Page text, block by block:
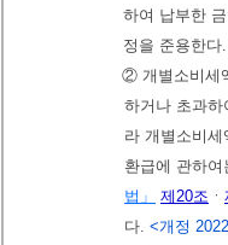
하여 납부한
정을 준용한다.
② 개별소비세
하거나 초과
라 개별소비
환급에 관하
법」
제20조 ㆍ
다. <개정